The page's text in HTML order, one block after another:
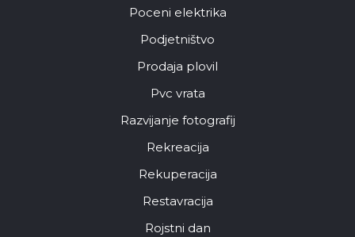
Poceni elektrika
Podjetništvo
Prodaja plovil
Pvc vrata
Razvijanje fotografij
Rekreacija
Rekuperacija
Restavracija
Rojstni dan